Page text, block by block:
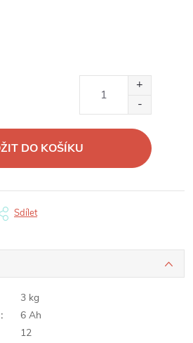
DO KOŠÍKU
Sdílet
3 kg
:
6 Ah
12